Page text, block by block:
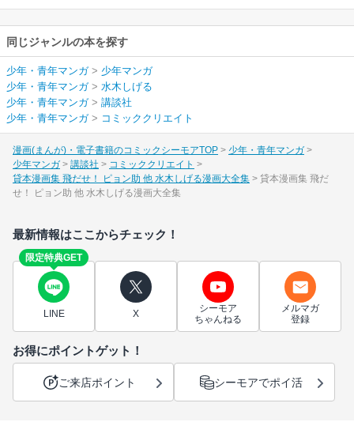
同じジャンルの本を探す
少年・青年マンガ> 少年マンガ
少年・青年マンガ> 水木しげる
少年・青年マンガ> 講談社
少年・青年マンガ> コミッククリエイト
漫画(まんが)・電子書籍のコミックシーモアTOP
少年・青年マンガ
少年マンガ
講談社
コミッククリエイト
貸本漫画集 飛だせ！ ピョン助 他 水木しげる漫画大全集
貸本漫画集 飛だ
せ！ ピョン助 他 水木しげる漫画大全集
最新情報はここからチェック！
限定特典GET
LINE X
シーモア
ちゃんねる
メルマガ
登録
お得にポイントゲット！
ご来店ポイント シーモアでポイ活